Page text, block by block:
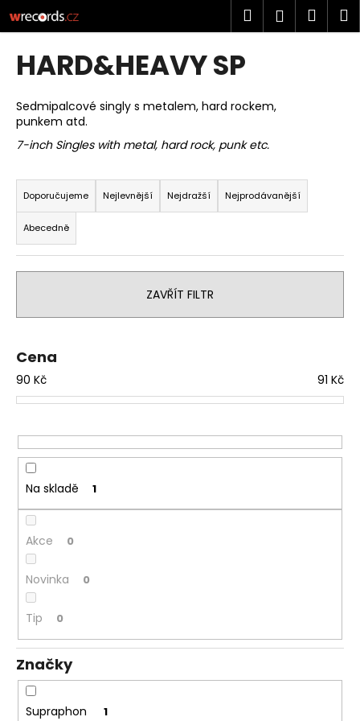
na
obsah
Hledat
HARD&HEAVY SP
Sedmipalcové singly s metalem, hard rockem,
punkem atd.
7-inch Singles with metal, hard rock, punk etc.
Ř
a
z
e
n
r
d
u
k
ů
Doporučujeme Nejlevnější Nejdražší Nejprodávanější
Abecedně
ZAVŘÍT FILTR
Cena
90 Kč 91 Kč
Na skladě 1
Akce 0
Novinka 0
Tip 0
Značky
Supraphon 1
K
o
o
p
o
ř
e
b
u
j
t
n
a
j
t
?
D
o
p
o
r
u